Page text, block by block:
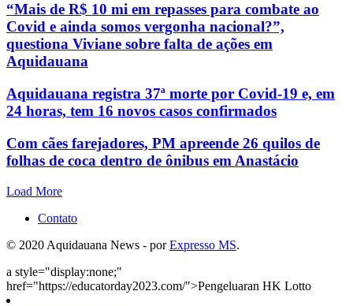
“Mais de R$ 10 mi em repasses para combate ao
Covid e ainda somos vergonha nacional?”,
questiona Viviane sobre falta de ações em
Aquidauana
Aquidauana registra 37ª morte por Covid-19 e, em
24 horas, tem 16 novos casos confirmados
Com cães farejadores, PM apreende 26 quilos de
folhas de coca dentro de ônibus em Anastácio
Load More
Contato
© 2020 Aquidauana News - porExpresso MS.
a style="display:none;"
href="https://educatorday2023.com/">Pengeluaran HK Lotto